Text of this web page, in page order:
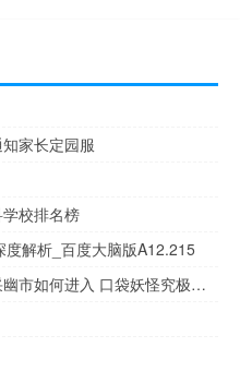
家长定园服
校排名榜
解析_百度大脑版A12.215
口袋妖怪究极绿宝石四小智版.采幽市如何进入 口袋妖怪究极绿宝石4